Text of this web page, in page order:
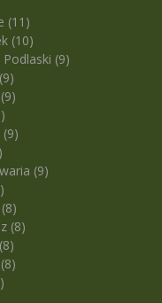
(11)
(10)
Podlaski (9)
(9)
(8)